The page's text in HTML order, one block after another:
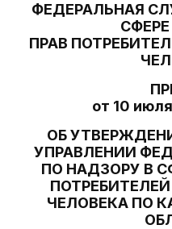
ФЕДЕРАЛЬНАЯ
ПРАВ
от 10
ОБ
УПРАВЛЕНИИ
ПО НАДЗОРУ В
ЧЕЛОВЕКА ПО